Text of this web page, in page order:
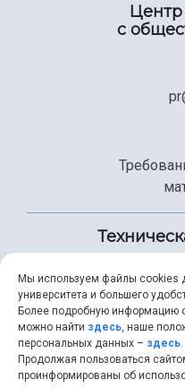
с
+7
Мы используем файлы cookies
университета и большего
Более подробную информацию
можно найти здесь, наше
персональных данных – здесь.
Продолжая пользоваться
проинформированы об